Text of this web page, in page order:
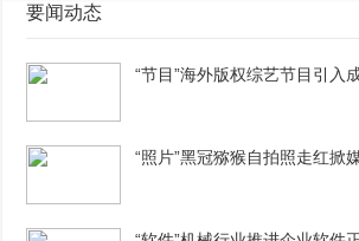
要闻动态
“节目”海外版权综艺节目引入
“照片”黑冠猕猴自拍照走红掀